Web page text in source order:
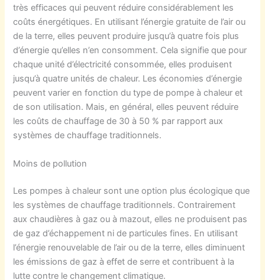
très efficaces qui peuvent réduire considérablement les
coûts énergétiques. En utilisant l’énergie gratuite de l’air ou
de la terre, elles peuvent produire jusqu’à quatre fois plus
d’énergie qu’elles n’en consomment. Cela signifie que pour
chaque unité d’électricité consommée, elles produisent
jusqu’à quatre unités de chaleur. Les économies d’énergie
peuvent varier en fonction du type de pompe à chaleur et
de son utilisation. Mais, en général, elles peuvent réduire
les coûts de chauffage de 30 à 50 % par rapport aux
systèmes de chauffage traditionnels.
Moins de pollution
Les pompes à chaleur sont une option plus écologique que
les systèmes de chauffage traditionnels. Contrairement
aux chaudières à gaz ou à mazout, elles ne produisent pas
de gaz d’échappement ni de particules fines. En utilisant
l’énergie renouvelable de l’air ou de la terre, elles diminuent
les émissions de gaz à effet de serre et contribuent à la
lutte contre le changement climatique.